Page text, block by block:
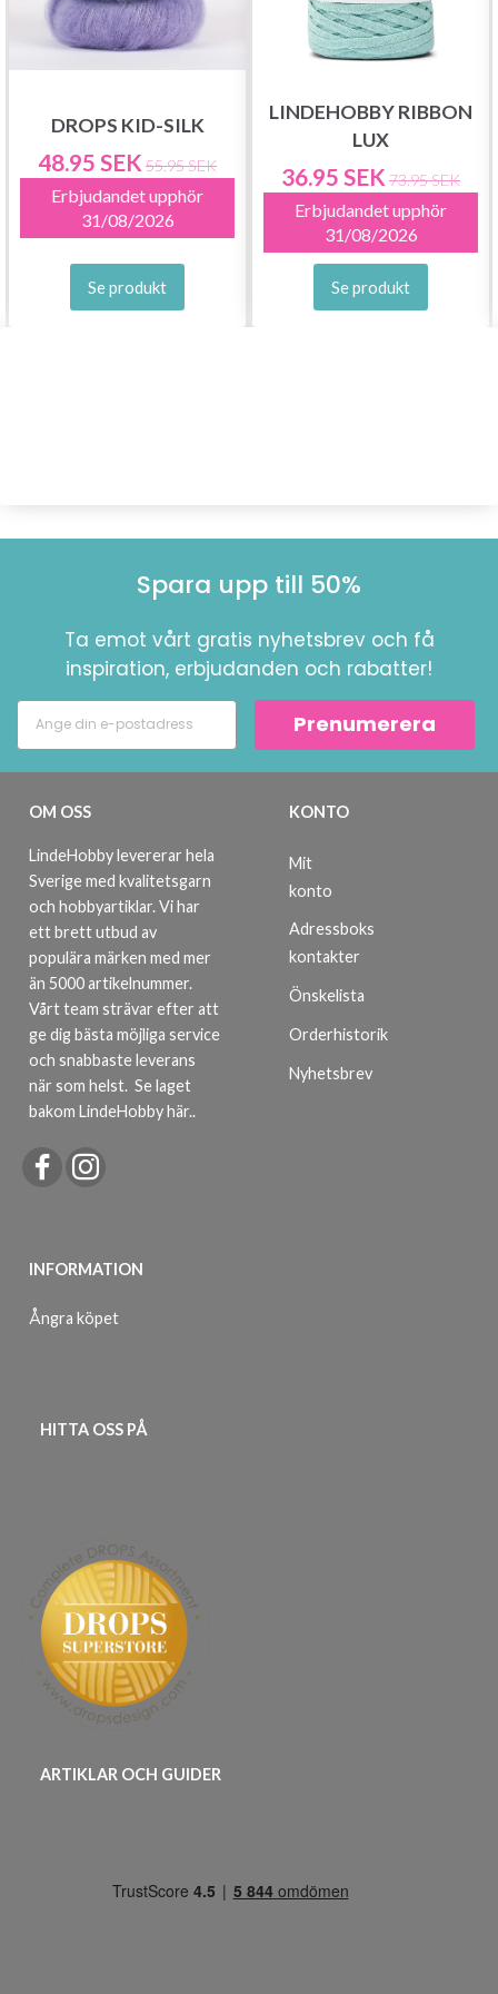
DROPS KID-SILK
48.95 SEK 55.95 SEK
Erbjudandet upphör
31/08/2026
Se produkt
LINDEHOBBY RIBBON
LUX
36.95 SEK 73.95 SEK
Erbjudandet upphör
31/08/2026
Se produkt
Spara upp till 50%
Ta emot vårt gratis nyhetsbrev och få
inspiration, erbjudanden och rabatter!
Prenumerera
OM OSS
LindeHobby levererar hela
Sverige med kvalitetsgarn
och hobbyartiklar. Vi har
ett brett utbud av
populära märken med mer
än 5000 artikelnummer.
Vårt team strävar efter att
ge dig bästa möjliga service
och snabbaste leverans
när som helst. Se laget
bakom LindeHobby här..
INFORMATION
Ångra köpet
KONTO
Mit
konto
Adressboks
kontakter
Önskelista
Orderhistorik
Nyhetsbrev
HITTA OSS PÅ
ARTIKLAR OCH GUIDER